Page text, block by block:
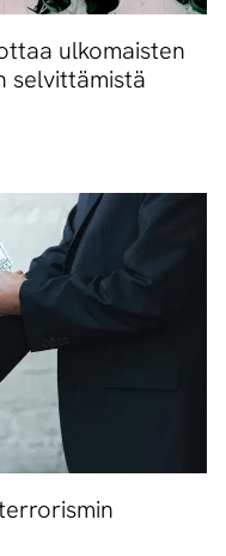
ulkomaisten
selvittämistä